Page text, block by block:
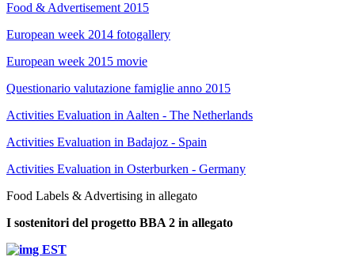
Food & Advertisement 2015
European week 2014 fotogallery
European week 2015 movie
Questionario valutazione famiglie anno 2015
Activities Evaluation in Aalten - The Netherlands
Activities Evaluation in Badajoz - Spain
Activities Evaluation in Osterburken - Germany
Food Labels & Advertising in allegato
I sostenitori del progetto BBA 2 in allegato